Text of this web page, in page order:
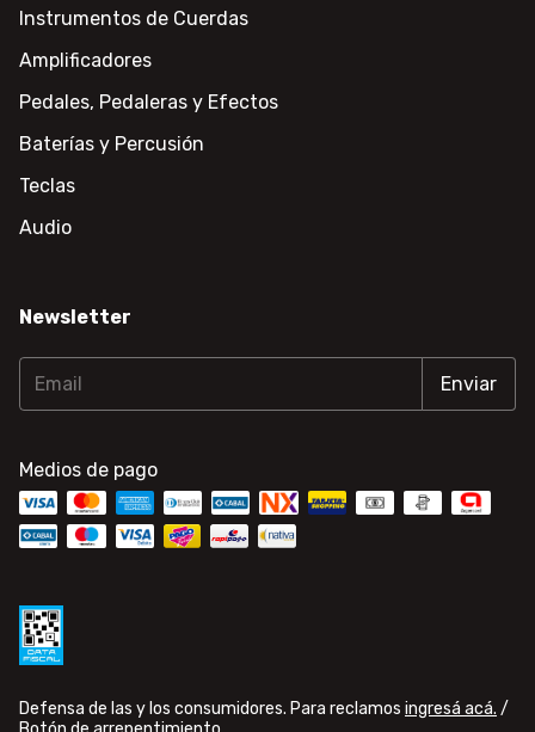
Instrumentos de Cuerdas
Amplificadores
Pedales, Pedaleras y Efectos
Baterías y Percusión
Teclas
Audio
Newsletter
Medios de pago
Defensa de las y los consumidores. Para reclamos ingresá acá. /